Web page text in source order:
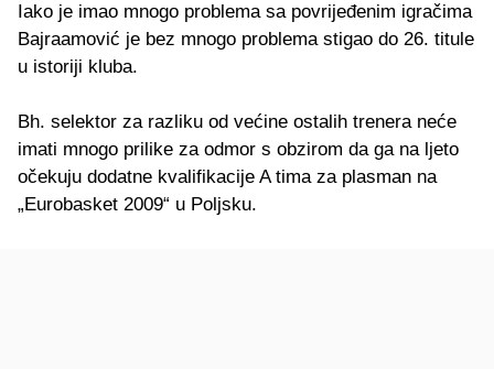
Iako je imao mnogo problema sa povrijeđenim igračima
Bajraamović je bez mnogo problema stigao do 26. titule
u istoriji kluba.
Bh. selektor za razliku od većine ostalih trenera neće
imati mnogo prilike za odmor s obzirom da ga na ljeto
očekuju dodatne kvalifikacije A tima za plasman na
„Eurobasket 2009“ u Poljsku.